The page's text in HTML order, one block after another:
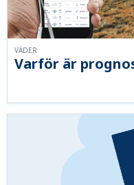
Varför är
VÄDER